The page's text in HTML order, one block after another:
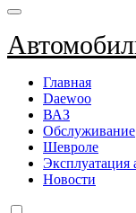
Главная
Daewoo
ВАЗ
Обслуживание
Шевроле
Эксплуатация
Новости